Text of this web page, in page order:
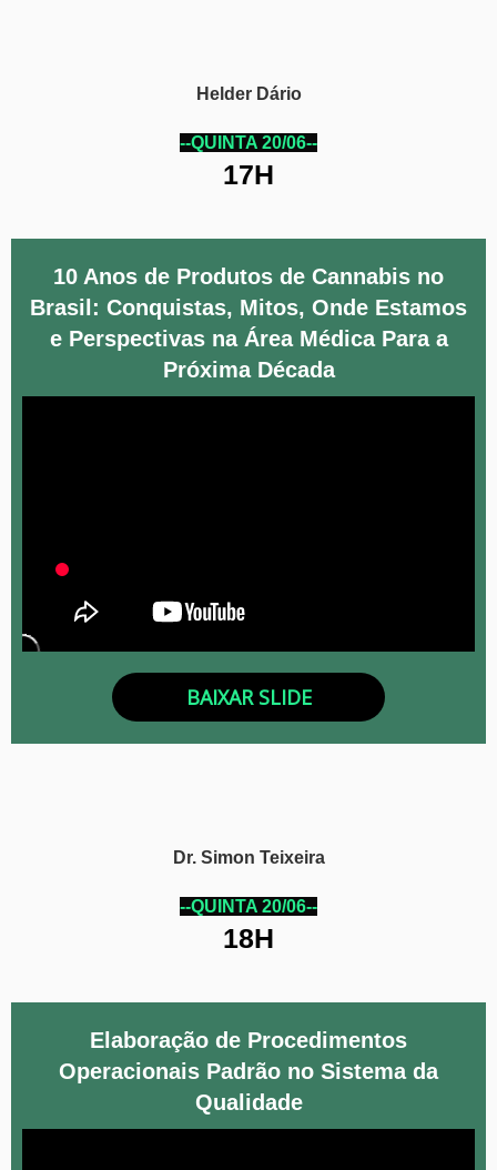
Helder Dário
--QUINTA 20/06--
17H
10 Anos de Produtos de Cannabis no
Brasil: Conquistas, Mitos, Onde Estamos
e Perspectivas na Área Médica Para a
Próxima Década
BAIXAR SLIDE
Dr. Simon Teixeira
--QUINTA 20/06--
18H
Elaboração de Procedimentos
Operacionais Padrão no Sistema da
Qualidade